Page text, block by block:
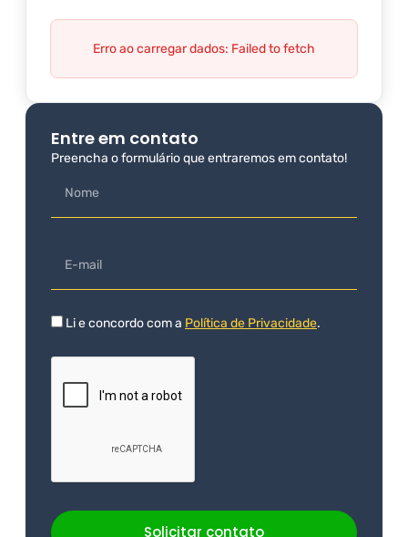
Erro ao carregar dados: Failed to fetch
Entre em contato
Preencha o formulário que entraremos em contato!
Li e concordo com a Política de Privacidade.
Solicitar contato